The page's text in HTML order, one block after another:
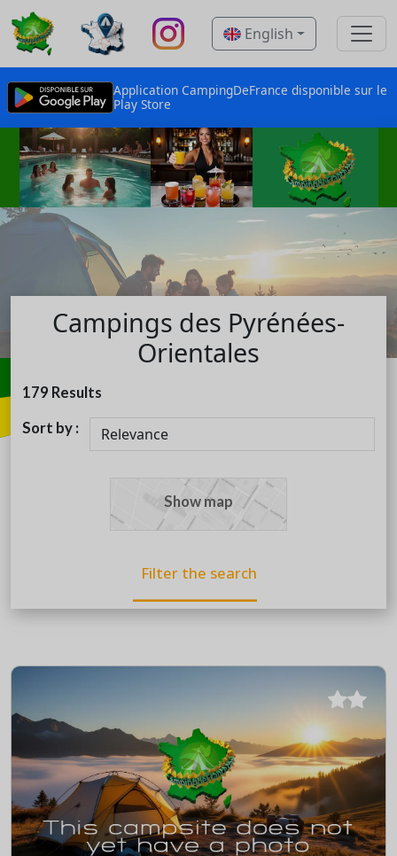
English
Application CampingDeFrance disponible sur le
Play Store
Campings des Pyrénées-
Orientales
179 Results
Sort by :
Show map
Filter the search